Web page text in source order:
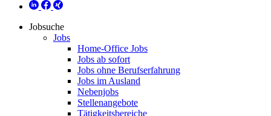
Jobsuche
Jobs
Home-Office Jobs
Jobs ab sofort
Jobs ohne Berufserfahrung
Jobs im Ausland
Nebenjobs
Stellenangebote
Tätigkeitsbereiche